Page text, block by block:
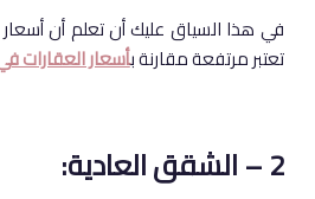
في هذا السياق عليك أن تعلم أن
تعتبر مرتفعة مقارنة بأسعار العقارات
2 – الشقق العادية: